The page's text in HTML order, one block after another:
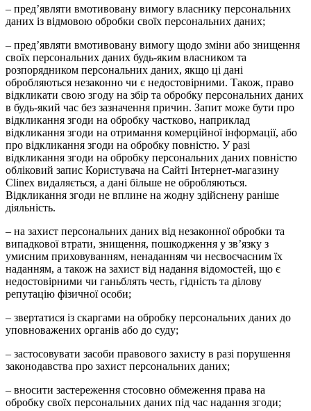
– пред’являти вмотивовану вимогу власнику персональних
даних із відмовою обробки своїх персональних даних;
– пред’являти вмотивовану вимогу щодо зміни або знищення
своїх персональних даних будь-яким власником та
розпорядником персональних даних, якщо ці дані
обробляються незаконно чи є недостовірними. Також, право
відкликати свою згоду на збір та обробку персональних даних
в будь-який час без зазначення причин. Запит може бути про
відкликання згоди на обробку частково, наприклад
відкликання згоди на отримання комерційної інформації, або
про відкликання згоди на обробку повністю. У разі
відкликання згоди на обробку персональних даних повністю
обліковий запис Користувача на Сайті Інтернет-магазину
Clinex видаляється, а дані більше не обробляються.
Відкликання згоди не вплине на жодну здійснену раніше
діяльність.
– на захист персональних даних від незаконної обробки та
випадкової втрати, знищення, пошкодження у зв’язку з
умисним приховуванням, ненаданням чи несвоєчасним їх
наданням, а також на захист від надання відомостей, що є
недостовірними чи ганьблять честь, гідність та ділову
репутацію фізичної особи;
– звертатися із скаргами на обробку персональних даних до
уповноважених органів або до суду;
– застосовувати засоби правового захисту в разі порушення
законодавства про захист персональних даних;
– вносити застереження стосовно обмеження права на
обробку своїх персональних даних під час надання згоди;